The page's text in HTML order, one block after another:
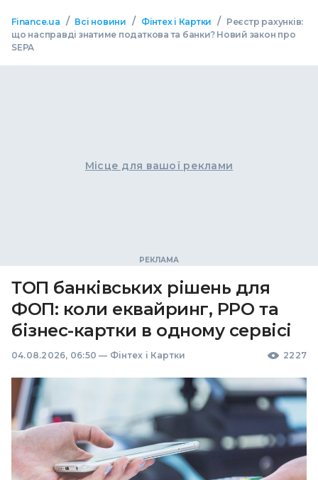
Finance.ua / Всі новини / Фінтех і Картки /
Реєстр рахунків:
що насправді знатиме податкова та банки? Новий закон про
SEPA
Місце для вашої реклами
ТОП банківських рішень для
ФОП: коли еквайринг, РРО та
бізнес-картки в одному сервісі
04.08.2026, 06:50 — Фінтех і Картки 2227